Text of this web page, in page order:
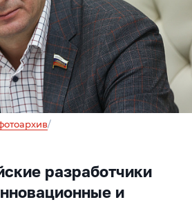
/
разработчики
и